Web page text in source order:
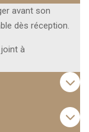
avant son
dès réception.
à